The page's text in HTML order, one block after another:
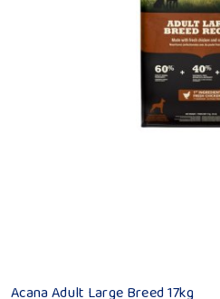
Acana Adult Large Breed 17kg